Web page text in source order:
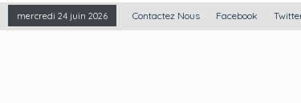
mercredi 24 juin 2026 Contactez Nous Facebook